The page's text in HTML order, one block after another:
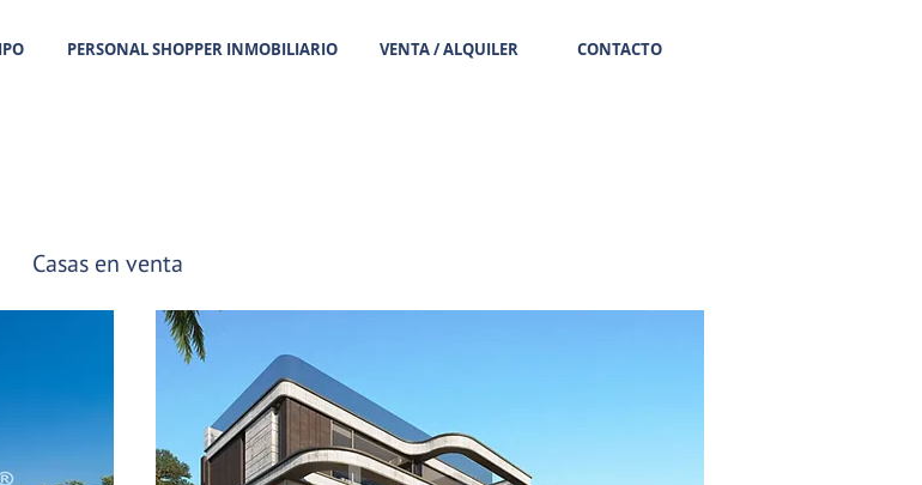
PERSONAL SHOPPER INMOBILIARIO VENTA / ALQUILER CONTACTO
Casas en venta